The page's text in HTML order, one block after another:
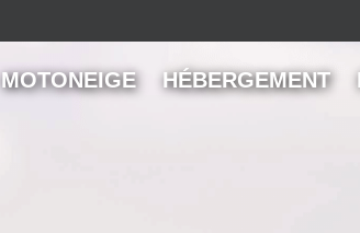
MOTONEIGE HÉBERGEMENT